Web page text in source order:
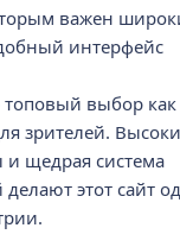
важен
интерфейс
топовый выбор как
зрителей.
и щедрая система
этот сайт